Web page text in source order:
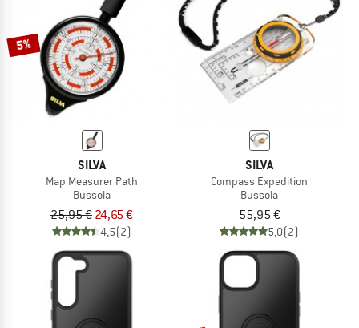
5%
SILVA
Map Measurer Path
Bussola
25,95 € 24,65 €
4,5(2)
SILVA
Compass Expedition
Bussola
55,95 €
5,0(2)